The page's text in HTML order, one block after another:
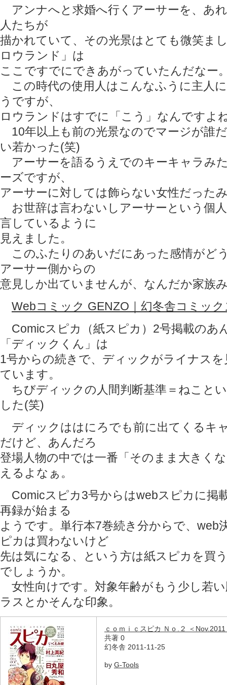
アンナへと求婚へ行くアーサーを、あ
人たちが
描かれていて、その光景はとても微笑ま
ロウランド」は
ここですでにできあがっていたんだなー
この時代の使用人はこんなふうに主人
うですが、
ロウランドはすでに「こう」なんですよ
10年以上も前の光景なのでマージが誰
い若かった(笑)
アーサーを語るうえでのキーキャラみ
ーズですが、
アーサーに対しては飾らない女性だった
お世辞は言わないしアーサーという個
言しているように
見えました。
このふたりのあいだにあった感情がど
アーサー側からの
意見しか出ていませんが、なんだか家族
Webコミック GENZO｜幻冬舎コミッ
Comicスピカ（紙スピカ）2号掲載のあ
「ディックくん」は
1号からの続きで、ディックがライナス
ています。
ちびディックの人間判断基準＝ねこと
した(笑)
ディックははにろでも前に出てくるキ
だけど、あんだろ
登場人物の中では一番「そのまま大きく
えるよなぁ。
Comicスピカ3号からはwebスピカに掲
再録が始まる
ようです。単行本7巻続き分からで、web
ピカは買わないけど
先は気になる、という方は紙スピカを買
でしょうか。
女性向けです。対象年齢がもう少し若
ラスとかそんな印象。
ｃｏｍｉｃスピカ Ｎｏ.２ ＜
共著 0
幻冬舎 2011-11-25
by G-Tools